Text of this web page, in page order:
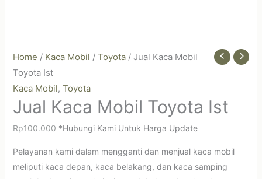
Home / Kaca Mobil / Toyota/ Jual Kaca Mobil
Toyota Ist
Kaca Mobil, Toyota
Jual Kaca Mobil Toyota Ist
Rp100.000 *Hubungi Kami Untuk Harga Update
Pelayanan kami dalam mengganti dan menjual kaca mobil
meliputi kaca depan, kaca belakang, dan kaca samping